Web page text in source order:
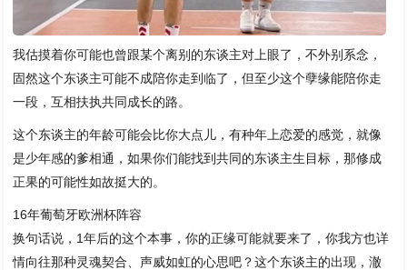
我估摸着你可能也曾跟某个离别的东谈主对上眼了，不外别系念，
固然这个东谈主可能不成陪你走到临了，但至少这个孽缘能陪你走
一段，互相扶执共同成长的路。
这个东谈主的年龄可能会比你大点儿，有种年上恋爱的感觉，就像
是少年感的爹相通，如果你们能找到共同的东谈主生目标，那修成
正果的可能性如故挺大的。
16年葡萄牙欧洲杯阵容
换句话说，1年后的这个本事，你的正缘可能就要来了，你我方也详
情向往那种灵魂契合、声威如虹的心思吧？这个东谈主的出现，澈